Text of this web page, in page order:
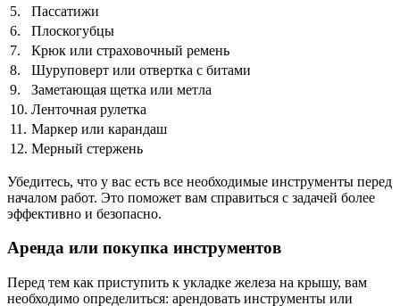
5.
Пассатижи
6.
Плоскогубцы
7.
Крюк или страховочный ремень
8.
Шуруповерт или отвертка с битами
9.
Заметающая щетка или метла
10. Ленточная рулетка
11. Маркер или карандаш
12. Мерный стержень
Убедитесь, что у вас есть все необходимые инструменты перед
началом работ. Это поможет вам справиться с задачей более
эффективно и безопасно.
Аренда или покупка инструментов
Перед тем как приступить к укладке железа на крышу, вам
необходимо определиться: арендовать инструменты или